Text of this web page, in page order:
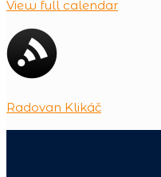
View full calendar
Radovan Klikáč